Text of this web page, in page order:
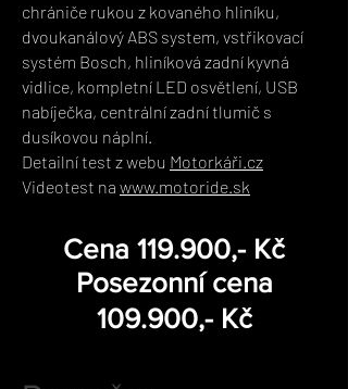
chrániče rukou z kovaného hliníku,
dvoukanálový ABS system, vstřikovací
systém Bosch, hliníková zadní kyvná
vidlice, kompletní LED osvětlení, USB
nabíječka, centrální zadní tlumič s
dusíkovou náplní.
Detailní test z webu Motorkáři.cz
Videotest na www.motoride.sk
Cena 119.900,- Kč
Posezonní cena
109.900,- Kč